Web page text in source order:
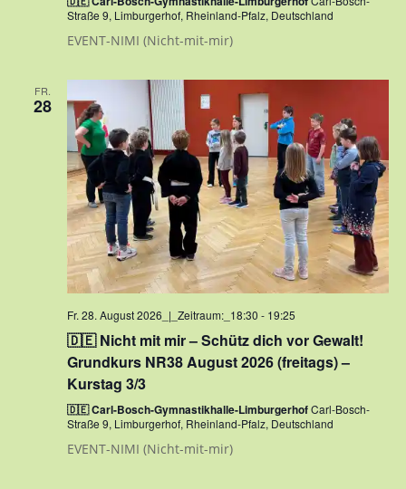
Straße 9, Limburgerhof, Rheinland-Pfalz, Deutschland
EVENT-NIMI (Nicht-mit-mir)
FR.
28
Fr. 28. August 2026_|_Zeitraum:_18:30 - 19:25
🇩🇪 Nicht mit mir – Schütz dich vor Gewalt!
Grundkurs NR38 August 2026 (freitags) –
Kurstag 3/3
🇩🇪 Carl-Bosch-Gymnastikhalle-LimburgerhofCarl-Bosch-
Straße 9, Limburgerhof, Rheinland-Pfalz, Deutschland
EVENT-NIMI (Nicht-mit-mir)